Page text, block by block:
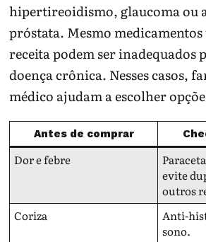
hipertireoidismo, glaucoma ou
próstata. Mesmo
receita podem ser inadequados
doença crônica. Nesses casos,
médico ajudam a escolher
Antes de comprar
Dor e febre
evite
outros
Coriza
Anti-
sono.